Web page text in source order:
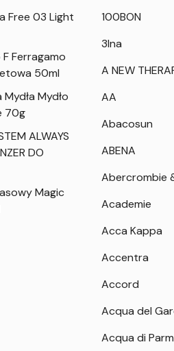
Free 03 Light
Ferragamo
50ml
Mydło
70g
ALWAYS
DO
Magic
100BON
3Ina
A NEW
AA
Abacosun
ABENA
Abercrombie
Academie
Acca Kappa
Accentra
Accord
Acqua del
Acqua di